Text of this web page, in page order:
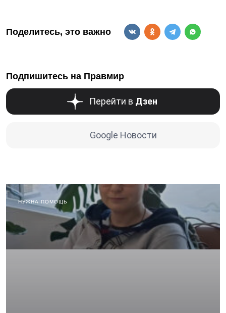
Поделитесь, это важно
Подпишитесь на Правмир
Перейти в Дзен
Google Новости
НУЖНА ПОМОЩЬ